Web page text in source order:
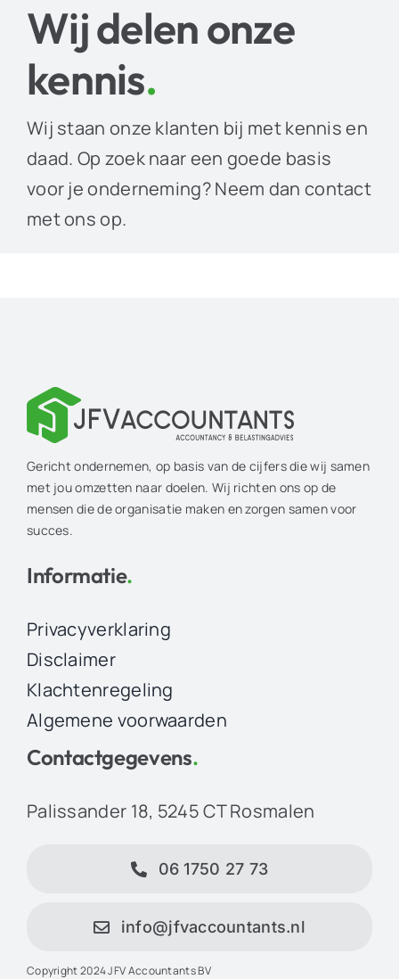
Wij delen onze
kennis.
Wij staan onze klanten bij met kennis en
daad. Op zoek naar een goede basis
voor je onderneming? Neem dan contact
met ons op.
Gericht ondernemen, op basis van de cijfers die wij samen
met jou omzetten naar doelen. Wij richten ons op de
mensen die de organisatie maken en zorgen samen voor
succes.
Informatie.
Privacyverklaring
Disclaimer
Klachtenregeling
Algemene voorwaarden
Contactgegevens.
Palissander 18, 5245 CT Rosmalen
06 1750 27 73
info@jfvaccountants.nl
Copyright 2024 JFV Accountants BV